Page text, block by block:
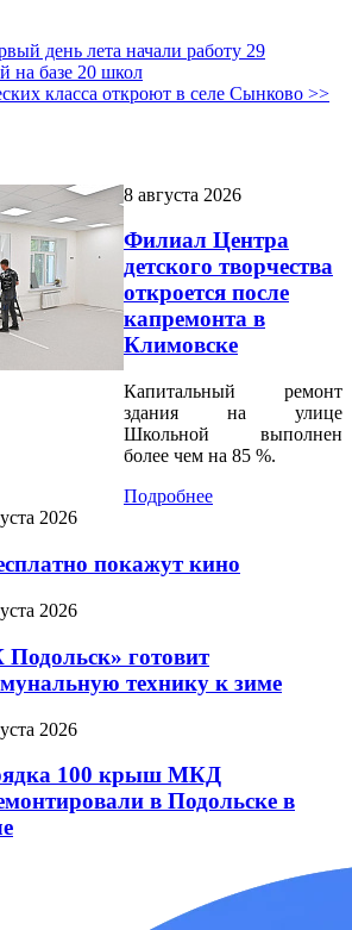
день лета начали работу 29
на базе 20 школ
класса откроют в селе Сынково >>
8 августа 2026
Филиал Центра
детского творчества
откроется после
капремонта в
Климовске
Капитальный ремонт
здания на улице
Школьной выполнен
более чем на 85 %.
Подробнее
2026
покажут кино
2026
готовит
технику к зиме
2026
100 крыш МКД
в Подольске в